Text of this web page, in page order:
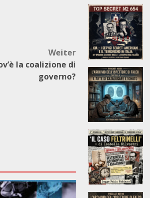
Weiter
la coalizione di
governo?